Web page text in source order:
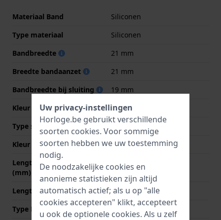
Materiaal Band
Siliconen
Type materiaal
Siliconen
Bandbreedte
21 mm
Breedte bandaanzet
21 mm
Bandbreedte bij sluiting
19 mm
Kleur Band
Blauw
Type sluiting
Kleur sluiting
Zilver
Lengte band op 12 uur
(mm)
75 mm
Lengte band op 6 uur (mm)
120 mm
Type Bevestiging
Bandpennen
Uw privacy-instellingen
Horloge.be gebruikt verschillende
soorten cookies. Voor sommige
soorten hebben we uw toestemming
nodig.
De noodzakelijke cookies en
anonieme statistieken zijn altijd
automatisch actief; als u op "alle
cookies accepteren" klikt, accepteert
u ook de optionele cookies. Als u zelf